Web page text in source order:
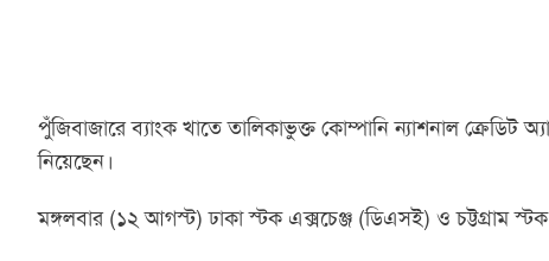
পুঁজিবাজারে ব্যাংক খাতে তালিকাভুক্ত কোম্পানি ন্যাশনাল ক্রেডিট
নিয়েছেন।
মঙ্গলবার (১২ আগস্ট) ঢাকা স্টক এক্সচেঞ্জ (ডিএসই) ও চট্টগ্রাম